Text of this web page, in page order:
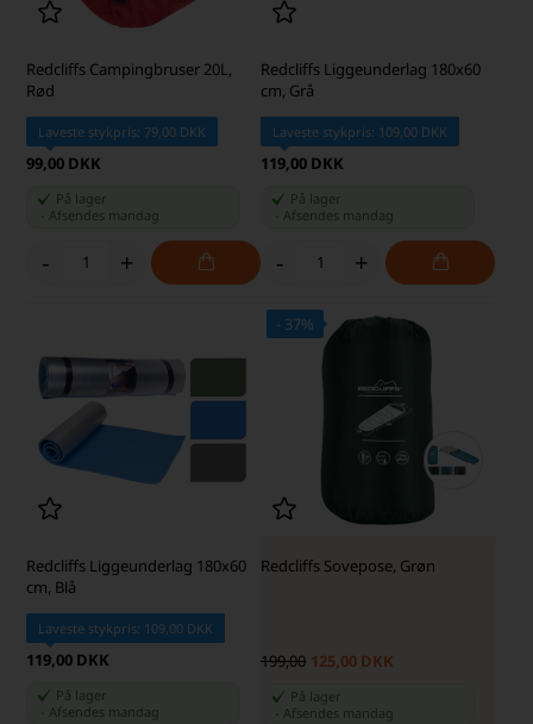
Redcliffs Campingbruser 20L,
Rød
Laveste stykpris: 79,00 DKK
99,00 DKK
På lager
Afsendes mandag
- +
Redcliffs Liggeunderlag 180x60
cm, Grå
Laveste stykpris: 109,00 DKK
119,00 DKK
På lager
Afsendes mandag
- +
Redcliffs Liggeunderlag 180x60
cm, Blå
Laveste stykpris: 109,00 DKK
119,00 DKK
På lager
-Afsendes mandag
- 37%
Redcliffs Sovepose, Grøn
199,00 125,00 DKK
På lager
Afsendes mandag